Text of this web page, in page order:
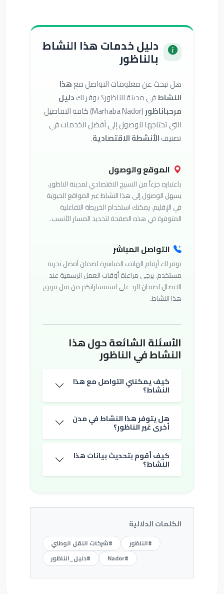
دليل خدمات هذا النشاط
بالناظور
هل تبحث عن معلومات التواصل معهذا
النشاطفي مدينة الناظور؟ يوفر لكدليل
مرحباناظور
(Marhaba Nador) كافة التفاصيل
التي تحتاجها للوصول إلى أفضل الخدمات في
تصنيفالأنشطة الاقتصادية.
الموقع والوصول
باعتباره جزءاً من النسيج الاقتصادي لمدينة الناظور،
يسهل الوصول إلى هذا النشاط عبر المواقع الحيوية
في الإقليم. يمكنك استخدام الخريطة التفاعلية
المتوفرة في هذه الصفحة لتحديد المسار الأنسب.
التواصل المباشر
نوفر لك أرقام الهاتف المباشرة لضمان أفضل تجربة
مستخدم. يرجى مراعاة أوقات العمل الرسمية عند
الاتصال لضمان الرد على استفساراتكم من قبل فريق
هذا النشاط.
الأسئلة الشائعة حول هذا
النشاط في الناظور
كيف يمكنني التواصل مع هذا
النشاط؟
هل يتوفر هذا النشاط في مدن
أخرى غير الناظور؟
كيف أقوم بتحديث بيانات هذا
النشاط؟
الكلمات الدلالية
#الناظور
#شركات النقل الوطني
#Nador
#دليل_الناظور